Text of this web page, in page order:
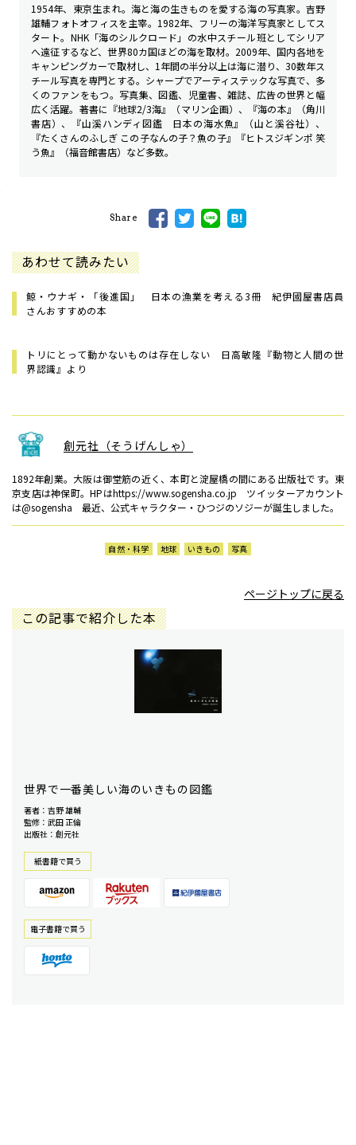
1954年、東京生まれ。海と海の生きものを愛する海の写真家。吉野
雄輔フォトオフィスを主宰。1982年、フリーの海洋写真家としてス
タート。NHK「海のシルクロード」の水中スチール班としてシリア
へ遠征するなど、世界80カ国ほどの海を取材。2009年、国内各地を
キャンピングカーで取材し、1年間の半分以上は海に潜り、30数年ス
チール写真を専門とする。シャープでアーティステックな写真で、多
くのファンをもつ。写真集、図鑑、児童書、雑誌、広告の世界と幅
広く活躍。著書に『地球2/3海』（マリン企画）、『海の本』（角川
書店）、『山溪ハンディ図鑑 日本の海水魚』（山と溪谷社）、
『たくさんのふしぎ この子なんの子？魚の子』『ヒトスジギンポ 笑
う魚』（福音館書店）など多数。
Share
あわせて読みたい
鯨・ウナギ・「後進国」 日本の漁業を考える3冊 紀伊國屋書店員
さんおすすめの本
トリにとって動かないものは存在しない 日高敏隆『動物と人間の世
界認識』より
創元社（そうげんしゃ）
1892年創業。大阪は御堂筋の近く、本町と淀屋橋の間にある出版社です。東
京支店は神保町。HPはhttps://www.sogensha.co.jp ツイッターアカウント
は@sogensha 最近、公式キャラクター・ひつジのソジーが誕生しました。
自然・科学 地球 いきもの 写真
ページトップに戻る
この記事で紹介した本
世界で一番美しい海のいきもの図鑑
著者：吉野 雄輔
監修：武田 正倫
出版社：創元社
紙書籍で買う
電⼦書籍で買う